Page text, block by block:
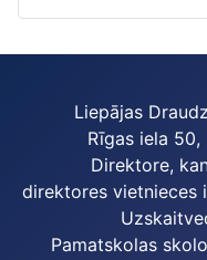
Liepājas
Rīgas iela 50,
Direktore,
direktores vietnieces
Pamatskolas